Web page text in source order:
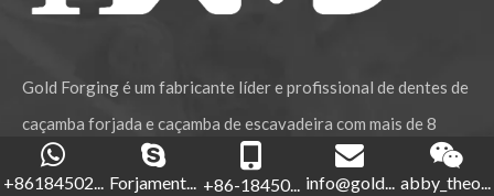
Gold Forging é um fabricante líder e profissional de dentes de
caçamba forjada e caçamba de escavadeira com mais de 8
anos de experiência na indústria.
+86184502... Forjament... +86-18450... info@gold... abby_theo...